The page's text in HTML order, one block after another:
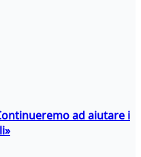
ad aiutare i